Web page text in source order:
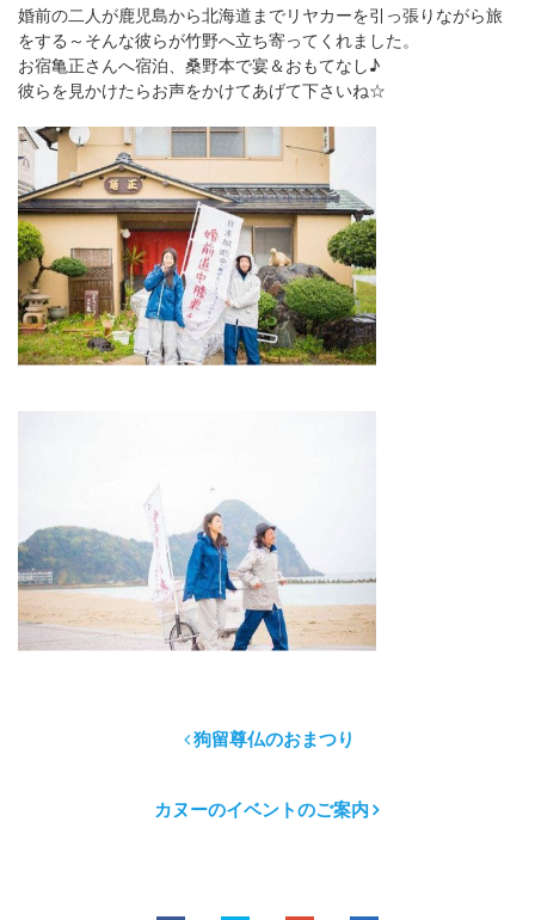
婚前の二人が鹿児島から北海道までリヤカーを引っ張りながら旅
をする～そんな彼らが竹野へ立ち寄ってくれました。
お宿亀正さんへ宿泊、桑野本で宴＆おもてなし♪
彼らを見かけたらお声をかけてあげて下さいね☆
狗留尊仏のおまつり
カヌーのイベントのご案内